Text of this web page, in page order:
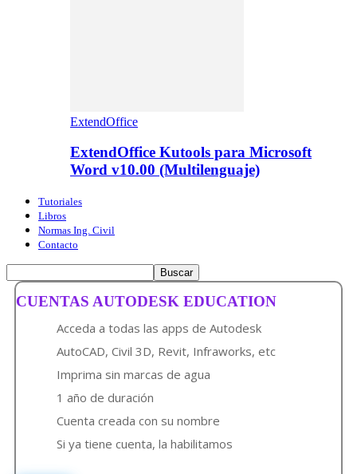
ExtendOffice
ExtendOffice Kutools para Microsoft
Word v10.00 (Multilenguaje)
Tutoriales
Libros
Normas Ing. Civil
Contacto
CUENTAS AUTODESK EDUCATION
Acceda a todas las apps de Autodesk
AutoCAD, Civil 3D, Revit, Infraworks, etc
Imprima sin marcas de agua
1 año de duración
Cuenta creada con su nombre
Si ya tiene cuenta, la habilitamos